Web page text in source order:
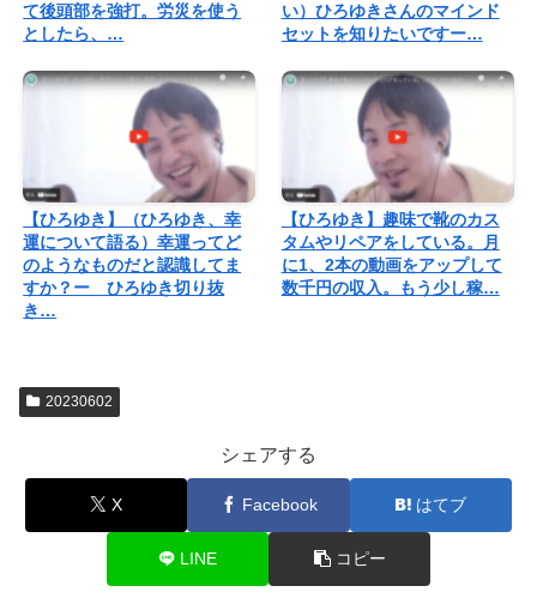
て後頭部を強打。労災を使う
としたら、…
い）ひろゆきさんのマインド
セットを知りたいですー…
【ひろゆき】（ひろゆき、幸
運について語る）幸運ってど
のようなものだと認識してま
すか？ー ひろゆき切り抜
き…
【ひろゆき】趣味で靴のカス
タムやリペアをしている。月
に1、2本の動画をアップして
数千円の収入。もう少し稼…
20230602
シェアする
X Facebook はてブ
LINE コピー